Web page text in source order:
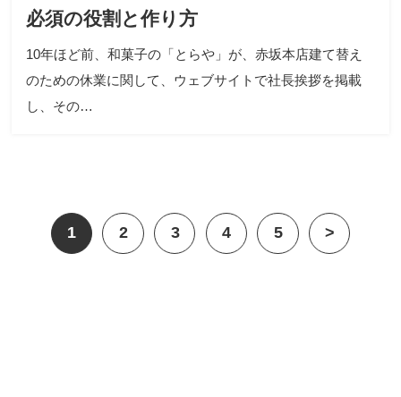
必須の役割と作り方
10年ほど前、和菓子の「とらや」が、赤坂本店建て替え
のための休業に関して、ウェブサイトで社長挨拶を掲載
し、その…
1 2 3 4 5 >